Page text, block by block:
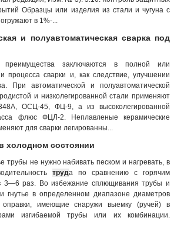
Образцы или изделия из стали и чугуна с
в 1%-...
и полуавтоматическая сварка под
преимущества заключаются в полной или
процесса сварки и, как следствие, улучшении
При автоматической и полуавтоматической
и низколегированной стали применяют
ОСЦ-45, ФЦ-9, а из высоколегированной
флюс ФЦЛ-2. Неплавленые керамические
для сварки легированны...
холодном состоянии
трубы не нужно набивать песком и нагревать, в
труда по сравнению с горячим
в 3—6 раз. Во избежание сплющивания трубы и
гнутье в определенном диапазоне диаметров
оправки, имеющие снаружи выемку (ручей) в
изгибаемой трубы или их комбинации.